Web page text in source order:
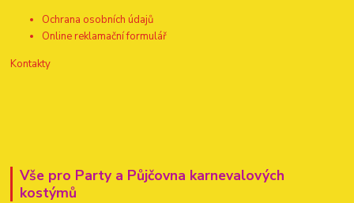
Ochrana osobních údajů
Online reklamační formulář
Kontakty
Vše pro Party a Půjčovna karnevalových
kostýmů